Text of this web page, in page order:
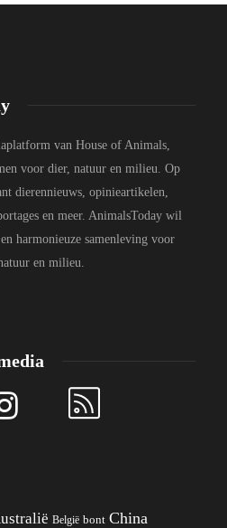
van House of Animals,
voor dier, natuur en milieu. Op
dierennieuws, opinieartikelen,
en meer. AnimalsToday wil
harmonieuze samenleving voor
en milieu.
België bont China